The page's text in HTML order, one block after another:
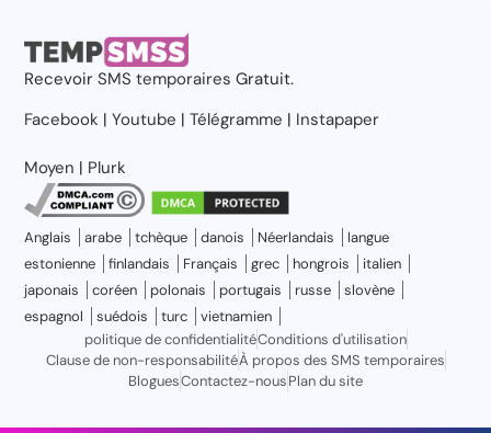
RecevoirSMS temporaires Gratuit.
Facebook |Youtube |Télégramme | Instapaper
Moyen | Plurk
Anglais arabe tchèque danois Néerlandais
langue
estonienne
finlandais Français grec hongrois
italien
japonais
coréen polonais portugais russe
slovène
espagnol
suédois turc
vietnamien
politique de confidentialitéConditions d'utilisation
Clause de non-responsabilitéÀ propos des SMS temporaires
BloguesContactez-nousPlan du site